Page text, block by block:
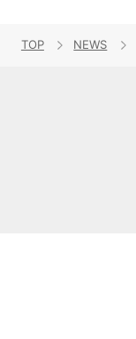
TOP NEWS